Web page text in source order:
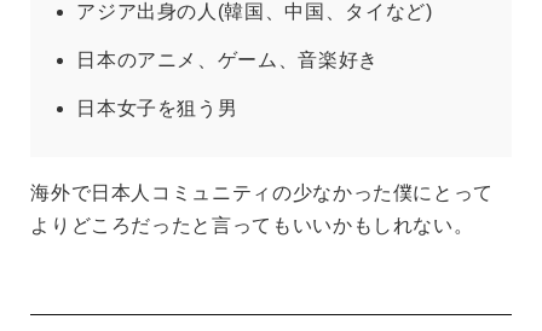
アジア出身の人(韓国、中国、タイなど)
日本のアニメ、ゲーム、音楽好き
日本女子を狙う男
海外で日本人コミュニティの少なかった僕にとって
よりどころだったと言ってもいいかもしれない。